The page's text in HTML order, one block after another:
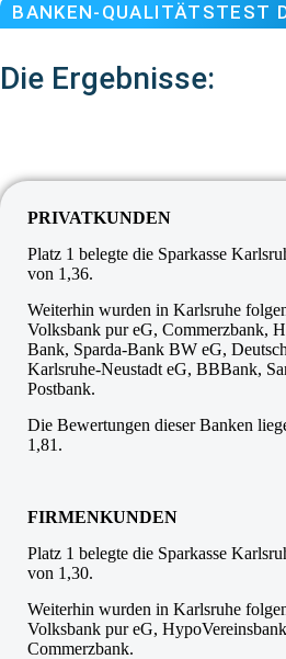
BANKEN-QUALITÄTSTEST
Die Ergebnisse:
PRIVATKUNDEN
Platz 1 belegte die Sparkasse
von 1,36.
Weiterhin wurden in Karlsruhe
Volksbank pur eG, Commerzbank,
Bank, Sparda-Bank BW eG,
Karlsruhe-Neustadt eG, BBBank,
Postbank.
Die Bewertungen dieser Banken
1,81.
FIRMENKUNDEN
Platz 1 belegte die Sparkasse
von 1,30.
Weiterhin wurden in Karlsruhe
Volksbank pur eG,
Commerzbank.